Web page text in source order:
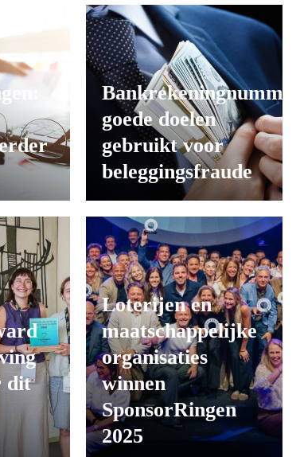
Bankrekeningnummers
goede doelen
gebruikt voor
beleggingsfraude
dit
Loterijen en
maatschappelijke
organisaties
winnen
SponsorRingen
2025